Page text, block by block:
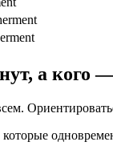
а кого